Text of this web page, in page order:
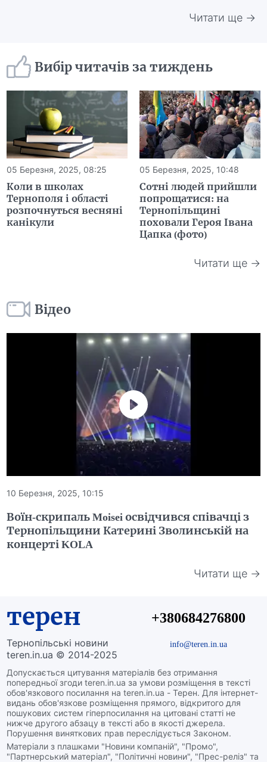
Читати ще →
Вибір читачів за тиждень
05 Березня, 2025, 08:25
Коли в школах
Тернополя і області
розпочнуться весняні
канікули
05 Березня, 2025, 10:48
Сотні людей прийшли
попрощатися: на
Тернопільщині
поховали Героя Івана
Цапка (фото)
Читати ще →
Відео
10 Березня, 2025, 10:15
Воїн-скрипаль Moisei освідчився співачці з
Тернопільщини Катерині Зволинській на
концерті KOLA
Читати ще →
терен
Тернопільські новини
teren.in.ua © 2014-2025
Допускається цитування матеріалів без отримання
попередньої згоди teren.in.ua за умови розміщення в тексті
обов'язкового посилання на teren.in.ua - Терен. Для інтернет-
видань обов'язкове розміщення прямого, відкритого для
пошукових систем гіперпосилання на цитовані статті не
нижче другого абзацу в тексті або в якості джерела.
Порушення виняткових прав переслідується Законом.
Матеріали з плашками "Новини компаній", "Промо",
"Партнерський матеріал", "Політичні новини", "Прес-реліз" та
+380684276800
info@teren.in.ua